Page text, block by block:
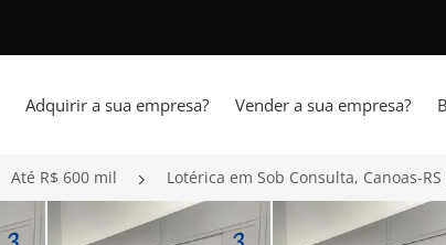
Adquirir a sua empresa? Vender a sua empresa?
Até R$ 600 mil Lotérica em Sob Consulta, Canoas-